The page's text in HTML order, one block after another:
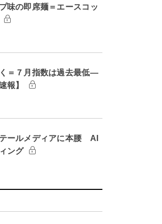
味の即席麺＝エースコッ
＝７月指数は過去最低―
報】
ールメディアに本腰 AI
ング